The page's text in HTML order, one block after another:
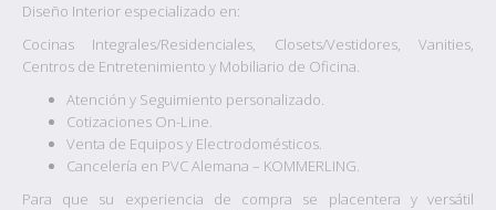
Diseño Interior especializado en:
Cocinas Integrales/Residenciales, Closets/Vestidores, Vanities,
Centros de Entretenimiento y Mobiliario de Oficina.
Atención y Seguimiento personalizado.
Cotizaciones On-Line.
Venta de Equipos y Electrodomésticos.
Cancelería en PVC Alemana – KOMMERLING.
Para que su experiencia de compra se placentera y versátil